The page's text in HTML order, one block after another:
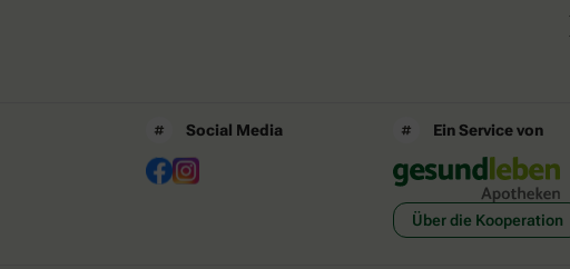
Social Media Ein Service von
Über die Kooperation